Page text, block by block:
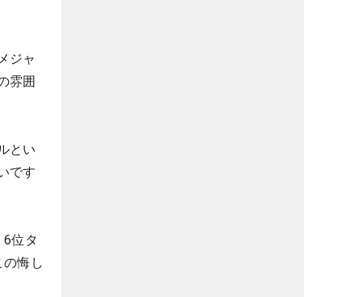
ジャ
雰囲
とい
です
位タ
悔し